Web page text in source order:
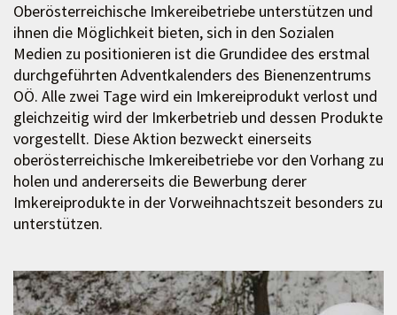
Oberösterreichische Imkereibetriebe unterstützen und
ihnen die Möglichkeit bieten, sich in den Sozialen
Medien zu positionieren ist die Grundidee des erstmal
durchgeführten Adventkalenders des Bienenzentrums
OÖ. Alle zwei Tage wird ein Imkereiprodukt verlost und
gleichzeitig wird der Imkerbetrieb und dessen Produkte
vorgestellt. Diese Aktion bezweckt einerseits
oberösterreichische Imkereibetriebe vor den Vorhang zu
holen und andererseits die Bewerbung derer
Imkereiprodukte in der Vorweihnachtszeit besonders zu
unterstützen.